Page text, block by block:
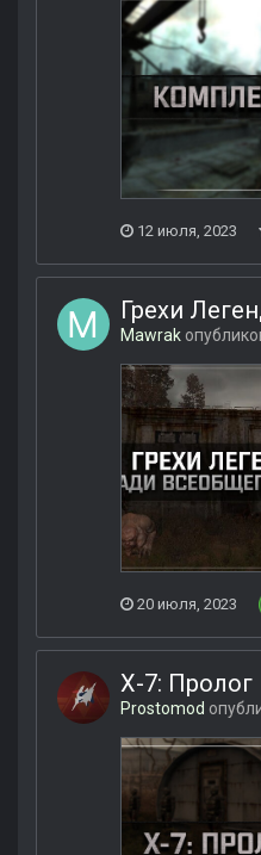
12 июля, 2023
Грехи
Mawrak
20 июля, 2023
Х-7: Пролог
Prostomod